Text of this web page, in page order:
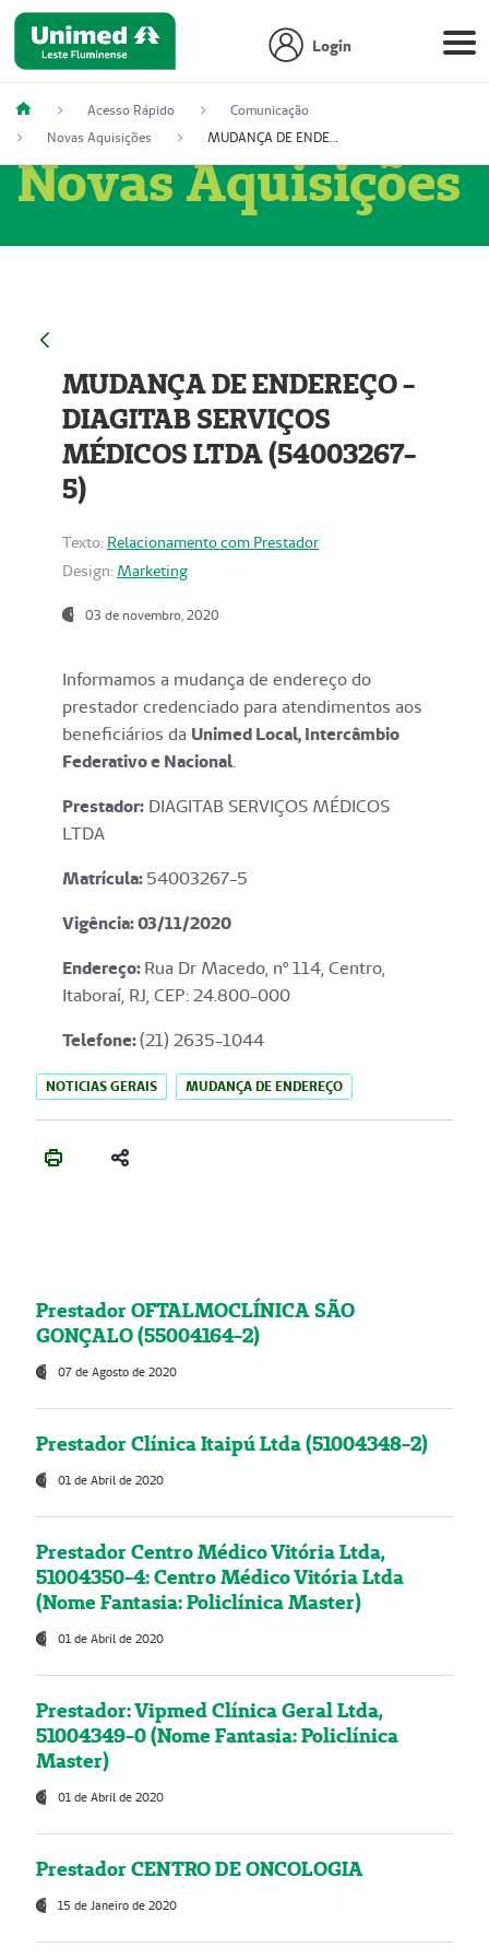
Login
Acesso Rápido
Comunicação
Novas Aquisições
MUDANÇA DE ENDEREÇO - DIAGITAB SERVIÇOS MÉDICOS LTDA (54003267-5)
Novas Aquisições
MUDANÇA DE ENDEREÇO -
DIAGITAB SERVIÇOS
MÉDICOS LTDA (54003267-
5)
Texto: Relacionamento com Prestador
Design: Marketing
03 de novembro, 2020
Informamos a mudança de endereço do
prestador credenciado para atendimentos aos
beneficiários da Unimed Local, Intercâmbio
Federativo e Nacional.
Prestador: DIAGITAB SERVIÇOS MÉDICOS
LTDA
Matrícula:54003267-5
Vigência: 03/11/2020
Endereço:Rua Dr Macedo, nº 114, Centro,
Itaboraí, RJ, CEP: 24.800-000
Telefone:(21) 2635-1044
NOTICIAS GERAIS MUDANÇA DE ENDEREÇO
Prestador OFTALMOCLÍNICA SÃO
GONÇALO (55004164-2)
07 de Agosto de 2020
Prestador Clínica Itaipú Ltda (51004348-2)
01 de Abril de 2020
Prestador Centro Médico Vitória Ltda,
51004350-4: Centro Médico Vitória Ltda
(Nome Fantasia: Policlínica Master)
01 de Abril de 2020
Prestador: Vipmed Clínica Geral Ltda,
51004349-0 (Nome Fantasia: Policlínica
Master)
01 de Abril de 2020
Prestador CENTRO DE ONCOLOGIA
15 de Janeiro de 2020